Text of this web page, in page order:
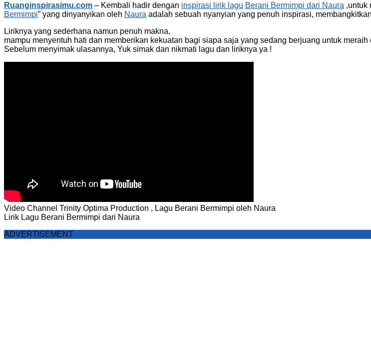
Ruanginspirasimu.com – Kembali hadir dengan inspirasi lirik lagu Berani Bermimpi dari Naura ,untuk
Bermimpi” yang dinyanyikan oleh Naura adalah sebuah nyanyian yang penuh inspirasi,
Liriknya yang sederhana namun penuh makna,
mampu menyentuh hati dan memberikan kekuatan bagi siapa saja yang sedang berjuang untuk meraih
Sebelum menyimak ulasannya, Yuk simak dan nikmati lagu dan liriknya ya !
Video Channel Trinity Optima Production , Lagu Berani Bermimpi oleh Naura
Lirik Lagu Berani Bermimpi dari Naura
ADVERTISEMENT